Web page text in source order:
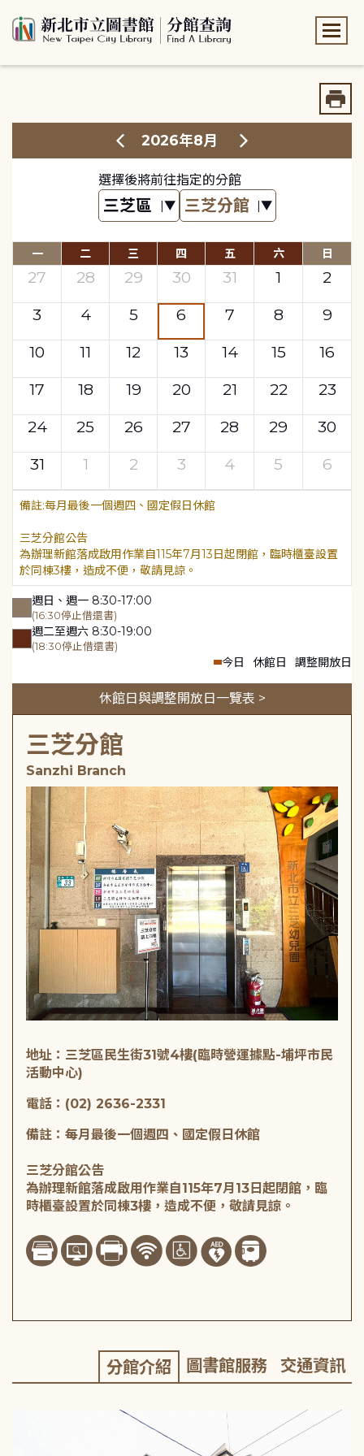
2026年8月
選擇後將前往指定的分館
一 二 三 四 五 六 日
27 28 29 30 31 1
2
3
4 5 6 7 8
9
10
11 12 13 14 15
16
17
18 19 20 21 22
23
24
25 26 27 28 29
30
31
1 2 3 4 5 6
每月最後一個週四、國定假日休館
三芝分館公告
為辦理新館落成啟用作業自115年7月13日起閉館，臨時櫃臺設置
於同棟3樓，造成不便，敬請見諒。
週日、週一 8:30-17:00
(16:30停止借還書)
週二至週六 8:30-19:00
(18:30停止借還書)
今日 休館日 調整開放日
休館日與調整開放日一覽表 >
三芝分館
Sanzhi Branch
地址：三芝區民生街31號4樓(臨時營運據點-埔坪市民
活動中心)
電話：(02) 2636-2331
備註：每月最後一個週四、國定假日休館
三芝分館公告
為辦理新館落成啟用作業自115年7月13日起閉館，臨
時櫃臺設置於同棟3樓，造成不便，敬請見諒。
分館介紹 圖書館服務 交通資訊